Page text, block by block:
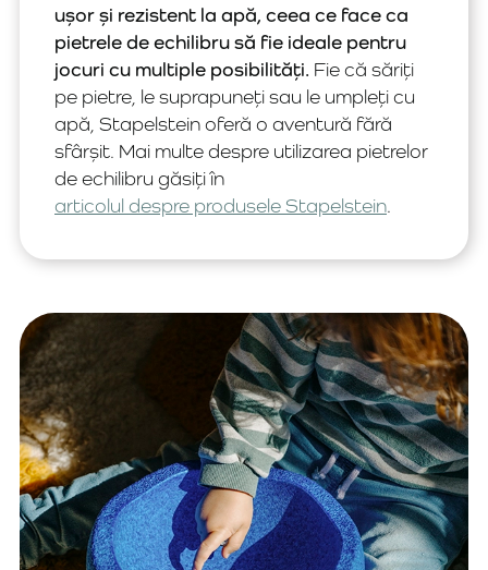
ușor și rezistent la apă, ceea ce face ca
pietrele de echilibru să fie ideale pentru
jocuri cu multiple posibilități. Fie că săriți
pe pietre, le suprapuneți sau le umpleți cu
apă, Stapelstein oferă o aventură fără
sfârșit. Mai multe despre utilizarea pietrelor
de echilibru găsiți în
articolul despre produsele Stapelstein.